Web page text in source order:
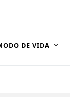
DE VIDA